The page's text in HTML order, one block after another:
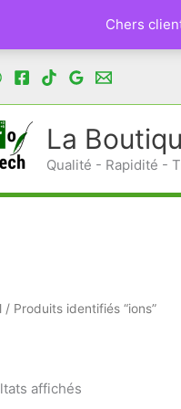
Chers
La
Qualité - Rapidité -
/ Produits identifiés “ions”
affichés